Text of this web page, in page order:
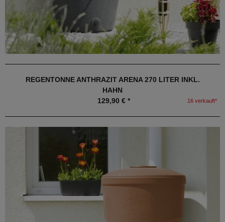
REGENTONNE ANTHRAZIT ARENA 270 LITER INKL.
HAHN
129,90 € *
16 verkauft*